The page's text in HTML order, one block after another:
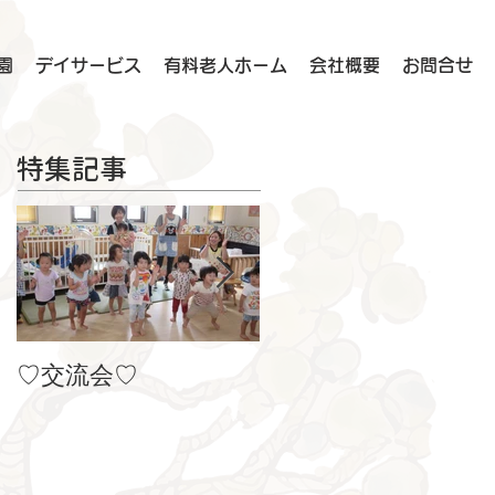
デイサービス 有料老人ホーム 会社概要 お問合せ
特集記事
♡交流会♡